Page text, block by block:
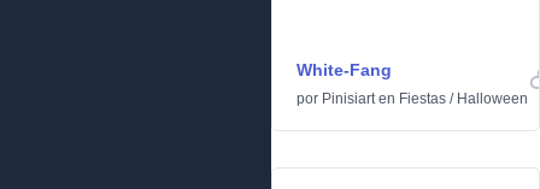
White-Fang
por Pinisiarten Fiestas / Halloween